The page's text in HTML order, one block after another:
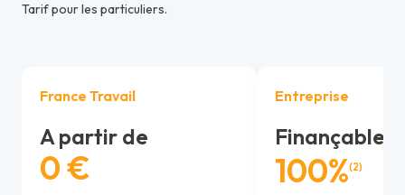
Tarif pour les particuliers.
France Travail
A partir de
0 €
Entreprise
Finançable
100%(2)